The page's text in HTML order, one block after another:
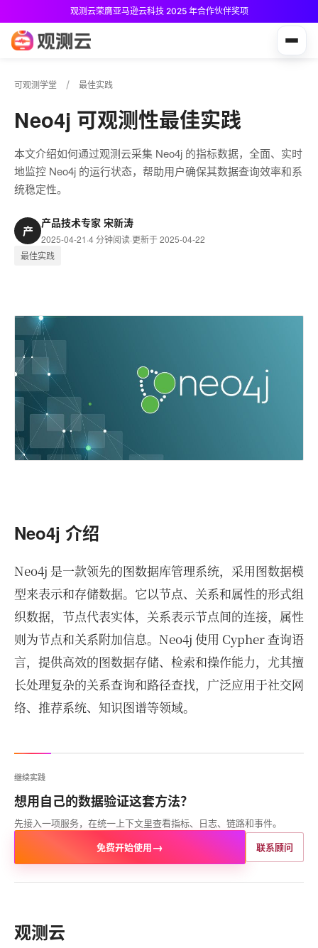
观测云荣膺亚马逊云科技 2025 年合作伙伴奖项
可观测学堂 最佳实践
Neo4j 可观测性最佳实践
本文介绍如何通过观测云采集 Neo4j 的指标数据，全面、实时
地监控 Neo4j 的运行状态，帮助用户确保其数据查询效率和系
统稳定性。
产
产品技术专家 宋新涛
2025-04-21 ·4 分钟阅读·更新于 2025-04-22
最佳实践
Neo4j 介绍
Neo4j 是一款领先的图数据库管理系统，采用图数据模
型来表示和存储数据。它以节点、关系和属性的形式组
织数据，节点代表实体，关系表示节点间的连接，属性
则为节点和关系附加信息。Neo4j 使用 Cypher 查询语
言，提供高效的图数据存储、检索和操作能力，尤其擅
长处理复杂的关系查询和路径查找，广泛应用于社交网
络、推荐系统、知识图谱等领域。
继续实践
想用自己的数据验证这套方法？
先接入一项服务，在统一上下文里查看指标、日志、链路和事件。
免费开始使用→ 联系顾问
观测云